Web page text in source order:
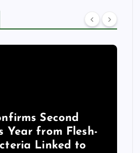
Second
Year from Flesh-
Linked to